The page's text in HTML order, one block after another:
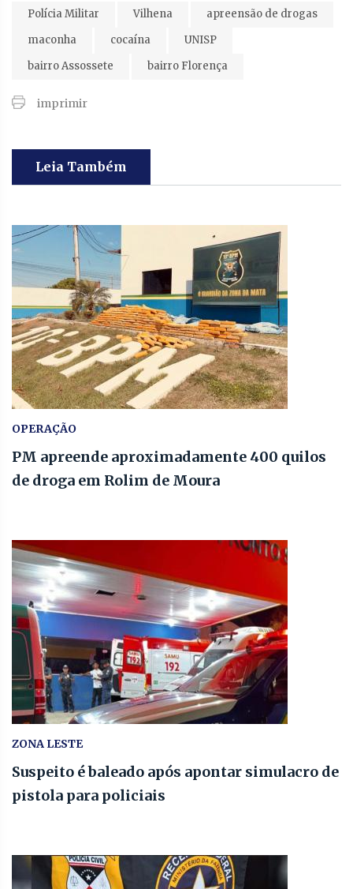
Polícia Militar Vilhena
apreensão de drogas
maconha
cocaína
UNISP
bairro Assossete
bairro Florença
imprimir
Leia Também
OPERAÇÃO
PM apreende aproximadamente 400 quilos
de droga em Rolim de Moura
ZONA LESTE
Suspeito é baleado após apontar simulacro de
pistola para policiais